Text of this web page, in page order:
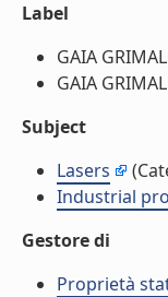
Label
GAIA
GAIA
Subject
Lasers
Industrial
Gestore di
Proprietà